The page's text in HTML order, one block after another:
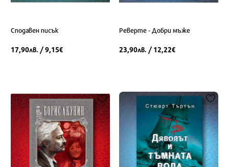
Сподавен писък
17,90лв. / 9,15€
Реверте - Добри мъже
23,90лв. / 12,22€